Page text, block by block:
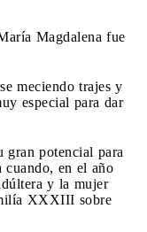
Magdalena fue
meciendo trajes y
especial para dar
gran potencial para
cuando, en el año
y la mujer
XXXIII sobre